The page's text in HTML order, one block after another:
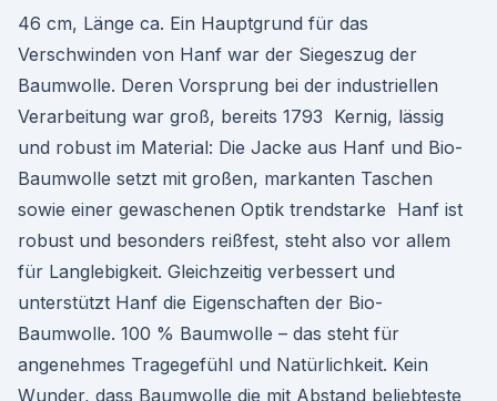
46 cm, Länge ca. Ein Hauptgrund für das
Verschwinden von Hanf war der Siegeszug der
Baumwolle. Deren Vorsprung bei der industriellen
Verarbeitung war groß, bereits 1793 Kernig, lässig
und robust im Material: Die Jacke aus Hanf und Bio-
Baumwolle setzt mit großen, markanten Taschen
sowie einer gewaschenen Optik trendstarke Hanf ist
robust und besonders reißfest, steht also vor allem
für Langlebigkeit. Gleichzeitig verbessert und
unterstützt Hanf die Eigenschaften der Bio-
Baumwolle. 100 % Baumwolle – das steht für
angenehmes Tragegefühl und Natürlichkeit. Kein
Wunder, dass Baumwolle die mit Abstand beliebteste